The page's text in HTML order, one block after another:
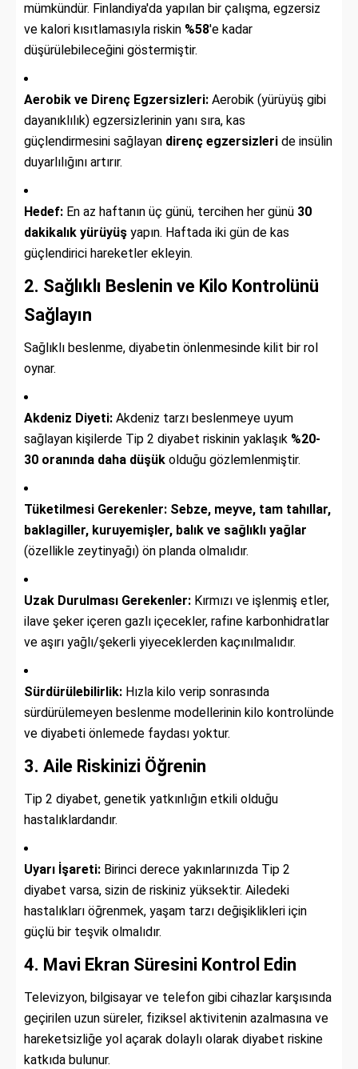
mümkündür. Finlandiya'da yapılan bir çalışma, egzersiz
ve kalori kısıtlamasıyla riskin %58'e kadar
düşürülebileceğini göstermiştir.
Aerobik ve Direnç Egzersizleri: Aerobik (yürüyüş gibi
dayanıklılık) egzersizlerinin yanı sıra, kas
güçlendirmesini sağlayan direnç egzersizleri de insülin
duyarlılığını artırır.
Hedef: En az haftanın üç günü, tercihen her günü 30
dakikalık yürüyüş yapın. Haftada iki gün de kas
güçlendirici hareketler ekleyin.
2. Sağlıklı Beslenin ve Kilo Kontrolünü
Sağlayın
Sağlıklı beslenme, diyabetin önlenmesinde kilit bir rol
oynar.
Akdeniz Diyeti: Akdeniz tarzı beslenmeye uyum
sağlayan kişilerde Tip 2 diyabet riskinin yaklaşık %20-
30 oranında daha düşük olduğu gözlemlenmiştir.
Tüketilmesi Gerekenler: Sebze, meyve, tam tahıllar,
baklagiller, kuruyemişler, balık ve sağlıklı yağlar
(özellikle zeytinyağı) ön planda olmalıdır.
Uzak Durulması Gerekenler: Kırmızı ve işlenmiş etler,
ilave şeker içeren gazlı içecekler, rafine karbonhidratlar
ve aşırı yağlı/şekerli yiyeceklerden kaçınılmalıdır.
Sürdürülebilirlik: Hızla kilo verip sonrasında
sürdürülemeyen beslenme modellerinin kilo kontrolünde
ve diyabeti önlemede faydası yoktur.
3. Aile Riskinizi Öğrenin
Tip 2 diyabet, genetik yatkınlığın etkili olduğu
hastalıklardandır.
Uyarı İşareti: Birinci derece yakınlarınızda Tip 2
diyabet varsa, sizin de riskiniz yüksektir. Ailedeki
hastalıkları öğrenmek, yaşam tarzı değişiklikleri için
güçlü bir teşvik olmalıdır.
4. Mavi Ekran Süresini Kontrol Edin
Televizyon, bilgisayar ve telefon gibi cihazlar karşısında
geçirilen uzun süreler, fiziksel aktivitenin azalmasına ve
hareketsizliğe yol açarak dolaylı olarak diyabet riskine
katkıda bulunur.